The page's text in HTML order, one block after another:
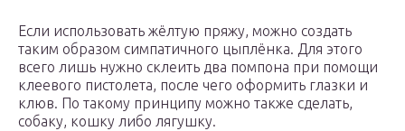
Если использовать жёлтую пряжу, можно создать
таким образом симпатичного цыплёнка. Для этого
всего лишь нужно склеить два помпона при помощи
клеевого пистолета, после чего оформить глазки и
клюв. По такому принципу можно также сделать,
собаку, кошку либо лягушку.